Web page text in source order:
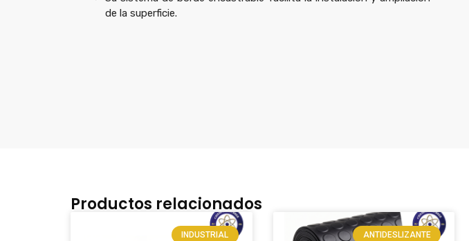
de la superficie.
Productos relacionados
INDUSTRIAL ANTIDESLIZANTE